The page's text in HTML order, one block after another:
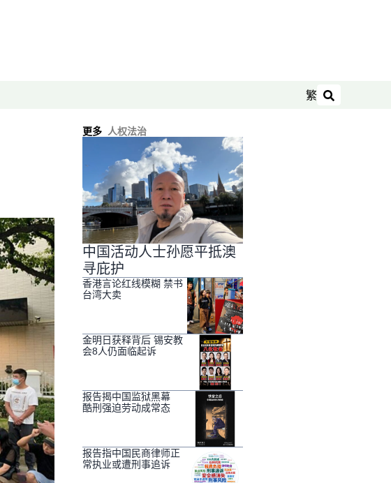
繁
搜索
更多 人权法治
中国活动人士孙愿平抵澳
寻庇护
香港言论红线模糊 禁书
台湾大卖
金明日获释背后 锡安教
会8人仍面临起诉
报告揭中国监狱黑幕
酷刑强迫劳动成常态
报告指中国民商律师正
常执业或遭刑事追诉